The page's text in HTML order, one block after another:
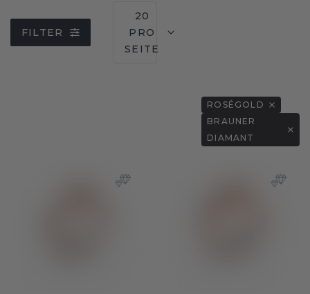
FILTER
20
PRO
SEITE
ROSÉGOLD
BRAUNER
DIAMANT